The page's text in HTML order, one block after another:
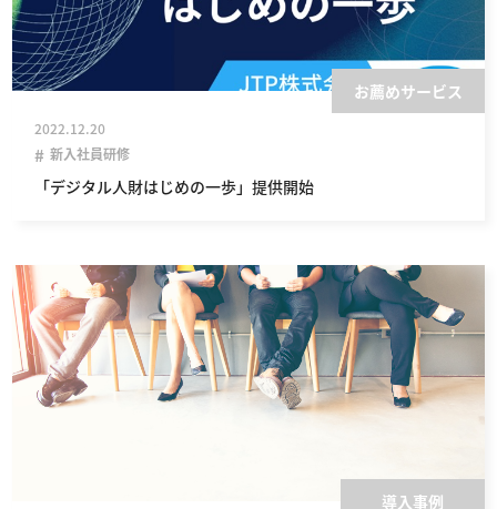
お薦めサービス
2022.12.20
新入社員研修
「デジタル人財はじめの一歩」提供開始
導入事例